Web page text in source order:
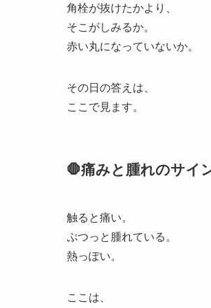
角栓が抜けたかより、
そこがしみるか。
赤い丸になっていないか。
その日の答えは、
ここで見ます。
🛑痛みと腫れのサイ
触ると痛い。
ぷつっと腫れている。
熱っぽい。
ここは、